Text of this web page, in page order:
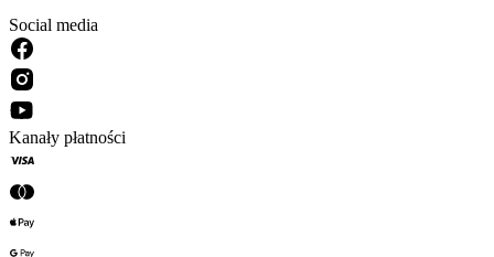
Social media
Kanały płatności